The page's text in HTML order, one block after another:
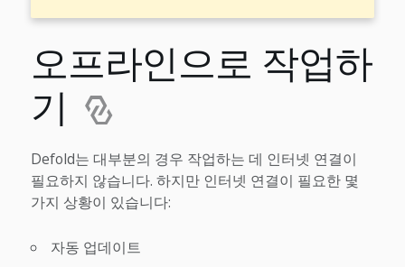
오프라인으로 작업하
기
Defold는 대부분의 경우 작업하는 데 인터넷 연결이
필요하지 않습니다. 하지만 인터넷 연결이 필요한 몇
가지 상황이 있습니다:
자동 업데이트